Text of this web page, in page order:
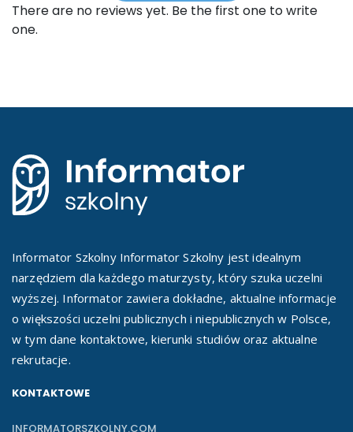
There are no reviews yet. Be the first one to write
one.
Informator Szkolny Informator Szkolny jest idealnym
narzędziem dla każdego maturzysty, który szuka uczelni
wyższej. Informator zawiera dokładne, aktualne informacje
o większości uczelni publicznych i niepublicznych w Polsce,
w tym dane kontaktowe, kierunki studiów oraz aktualne
rekrutacje.
KONTAKTOWE
INFORMATORSZKOLNY.COM